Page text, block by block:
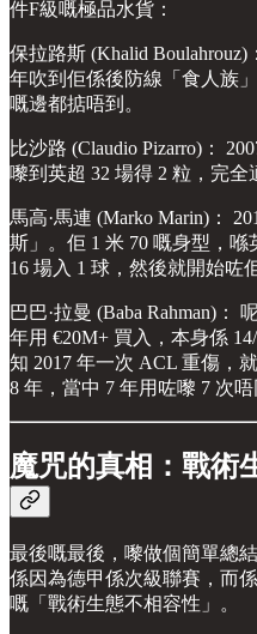
件F級嘅極品水貨：
保拉路斯 (Khalid
年吹到佢係後防線「食人族
嘅邊都掂唔到。
比沙路 (Claudio Pizarro)：
嚟到英超 32 場得 2 粒，完全
馬高·馬連 (Marko Marin)：
斯」。佢 1 米 70 嘅身型，喺
16 場入 1 球，然後就開始咗
巴巴·拉曼 (Baba Rahman)：
年用 €20M+ 買入，本身係
知 2017 年一次 ACL 重傷，
8 年，當中 7 年用咗嚟 7 次
魔咒的真相：戰術
最後嘅最後，嚟做個簡單總
係因為德甲係次級聯賽，而
嘅「戰術生態不相容性」。